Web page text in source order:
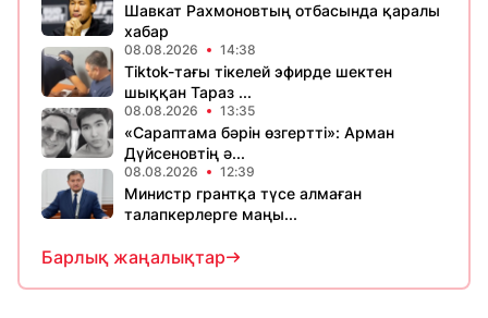
Шавкат Рахмоновтың отбасында қаралы
хабар
08.08.2026 14:38
Tiktok-тағы тікелей эфирде шектен
шыққан Тараз ...
08.08.2026 13:35
«Сараптама бәрін өзгертті»: Арман
Дүйсеновтің ә...
08.08.2026 12:39
Министр грантқа түсе алмаған
талапкерлерге маңы...
Барлық жаңалықтар